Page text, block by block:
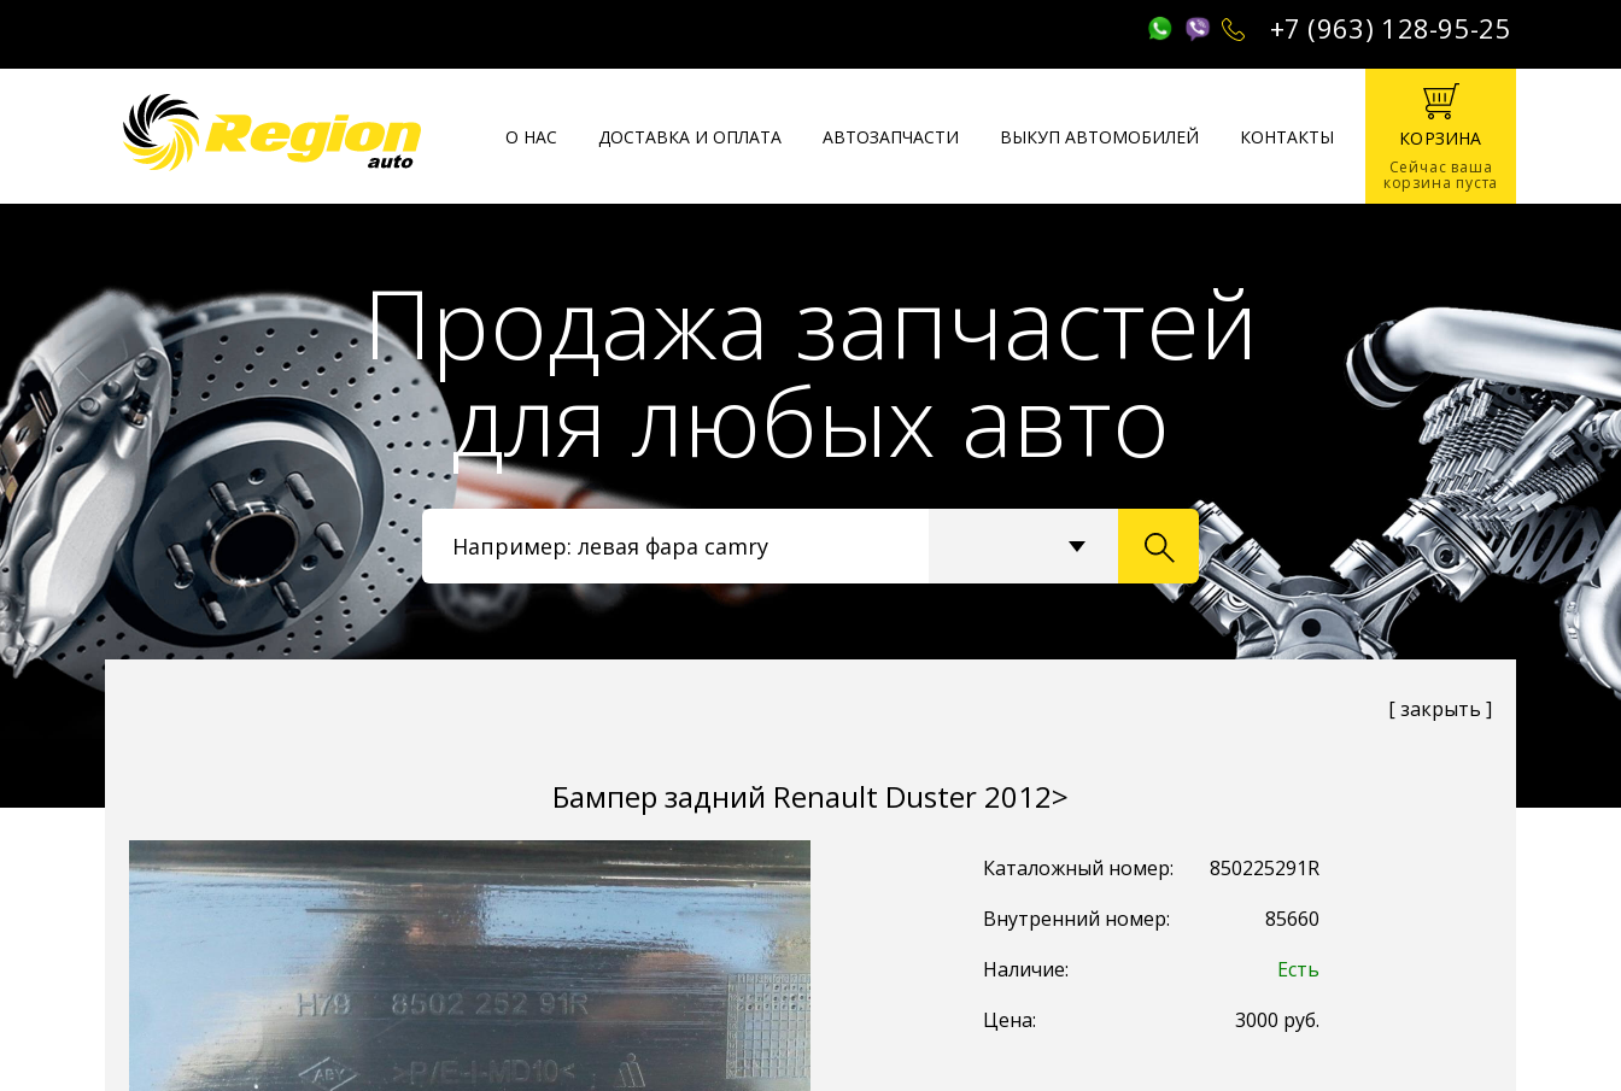
+7 (963) 128-95-25
О НАС ДОСТАВКА И ОПЛАТА АВТОЗАПЧАСТИ ВЫКУП АВТОМОБИЛЕЙ КОНТАКТЫ КОРЗИНА
Сейчас ваша
корзина пуста
Продажа запчастей
для любых авто
[ закрыть ]
Бампер задний Renault Duster 2012>
Каталожный номер:
850225291R
Внутренний номер:
85660
Наличие:
Есть
Цена:
3000 руб.